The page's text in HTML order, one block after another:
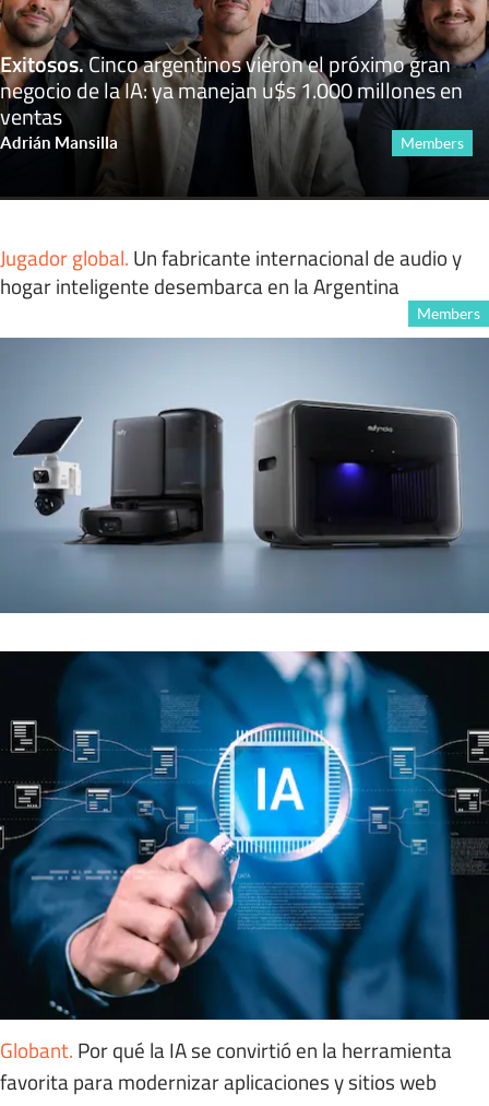
Exitosos.Cinco argentinos vieron el próximo gran
negocio de la IA: ya manejan u$s 1.000 millones en
ventas
Adrián Mansilla Members
Jugador global. Un fabricante internacional de audio y
hogar inteligente desembarca en la Argentina
Members
Globant. Por qué la IA se convirtió en la herramienta
favorita para modernizar aplicaciones y sitios web